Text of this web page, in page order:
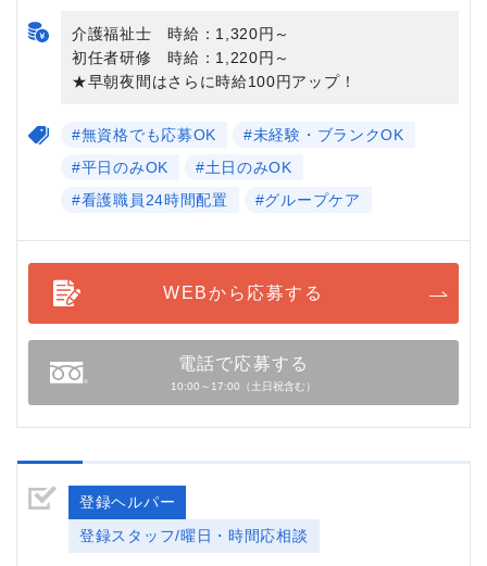
介護福祉士 時給：1,320円～
初任者研修 時給：1,220円～
★早朝夜間はさらに時給100円アップ！
#無資格でも応募OK
#未経験・ブランクOK
#平日のみOK
#土日のみOK
#看護職員24時間配置
#グループケア
WEBから応募する
電話で応募する
10:00～17:00（土日祝含む）
登録ヘルパー
登録スタッフ/曜日・時間応相談